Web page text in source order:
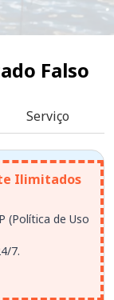
Falso
Serviço
Ilimitados
(Política de Uso
7.